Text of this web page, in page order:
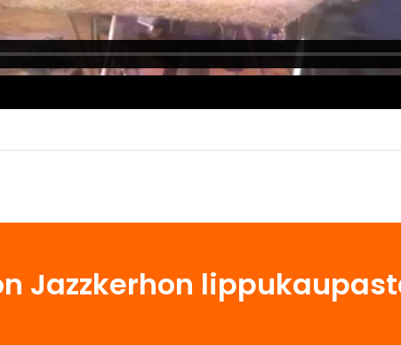
Jazzkerhon